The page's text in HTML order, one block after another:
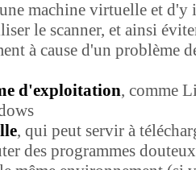
machine virtuelle et
le scanner, et ainsi
à cause d'un problème
d'exploitation, comme
, qui peut servir à
des programmes